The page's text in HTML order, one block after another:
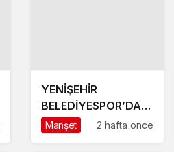
YENİŞEHİR
BELEDİYESPOR’DA
GÜÇLÜ YÖNETİM,
Manşet 2 hafta önce